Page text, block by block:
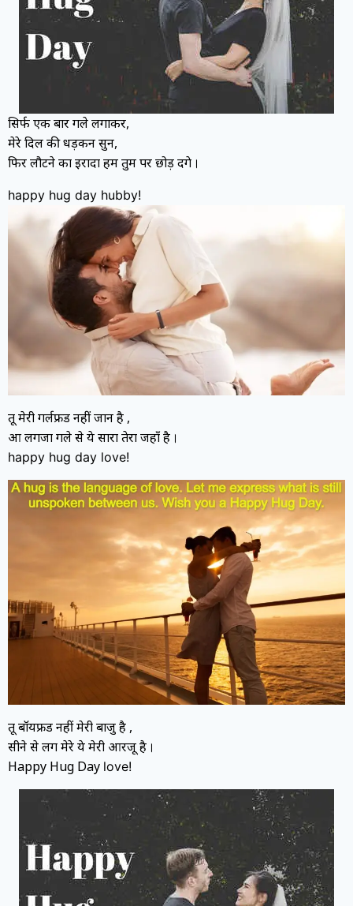
सिर्फ एक बार गले लगाकर,
मेरे दिल की धड़कन सुन,
फिर लौटने का इरादा हम तुम पर छोड़ देंगे ।
happy hug day hubby!
तू मेरी गर्लफ्रेंड नहीं जान है ,
आ लगजा गले से ये सारा तेरा जहाँ है ।
happy hug day love!
तू बॉयफ्रेंड नहीं मेरी बाजु है ,
सीने से लग मेरे ये मेरी आरजू है ।
Happy Hug Day love!